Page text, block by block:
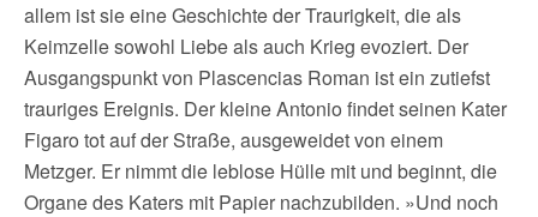
allem ist sie eine Geschichte der Traurigkeit, die als
Keimzelle sowohl Liebe als auch Krieg evoziert. Der
Ausgangspunkt von Plascencias Roman ist ein zutiefst
trauriges Ereignis. Der kleine Antonio findet seinen Kater
Figaro tot auf der Straße, ausgeweidet von einem
Metzger. Er nimmt die leblose Hülle mit und beginnt, die
Organe des Katers mit Papier nachzubilden. »Und noch